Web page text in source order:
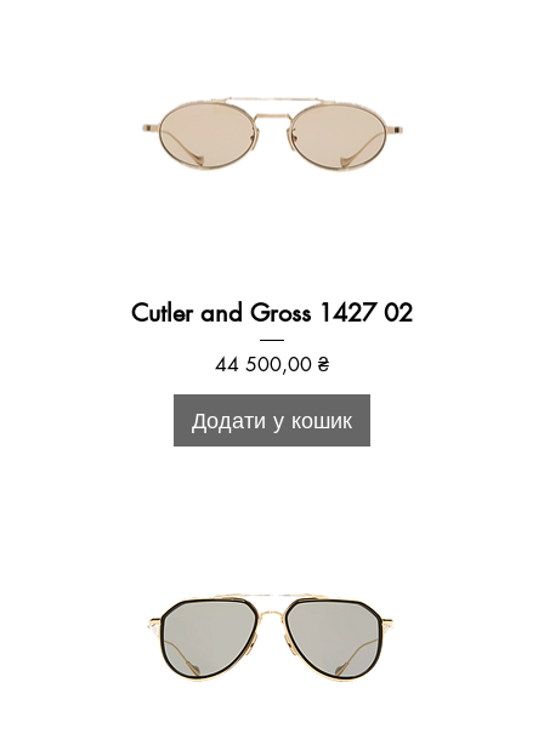
Cutler and Gross 1427 02
Ціна
44 500,00 ₴
Додати у кошик